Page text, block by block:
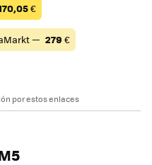
€
— 279 €
por estos enlaces